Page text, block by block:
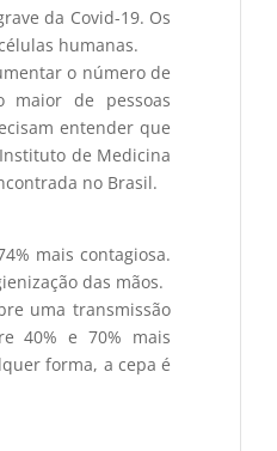
da Covid-19. Os
humanas.
o número de
maior de pessoas
entender que
de Medicina
no Brasil.
mais contagiosa.
das mãos.
uma transmissão
40% e 70% mais
forma, a cepa é